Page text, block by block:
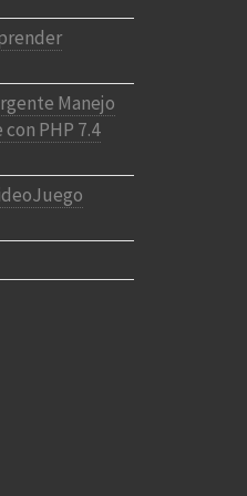
Manejo
PHP 7.4